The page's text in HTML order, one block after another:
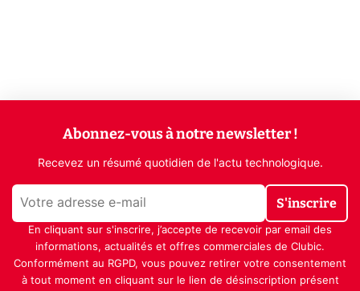
Abonnez-vous à notre newsletter !
Recevez un résumé quotidien de l'actu technologique.
S'inscrire
En cliquant sur s'inscrire, j’accepte de recevoir par email des
informations, actualités et offres commerciales de Clubic.
Conformément au RGPD, vous pouvez retirer votre consentement
à tout moment en cliquant sur le lien de désinscription présent